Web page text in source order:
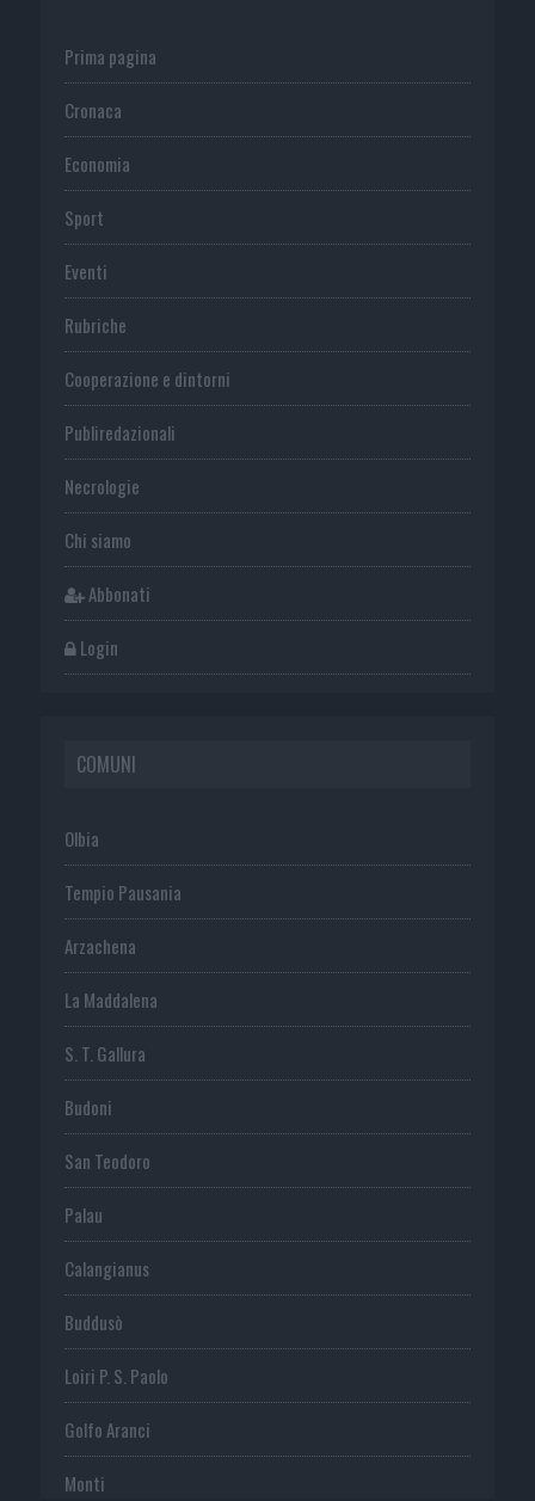
Prima pagina
Cronaca
Economia
Sport
Eventi
Rubriche
Cooperazione e dintorni
Publiredazionali
Necrologie
Chi siamo
Abbonati
Login
COMUNI
Olbia
Tempio Pausania
Arzachena
La Maddalena
S. T. Gallura
Budoni
San Teodoro
Palau
Calangianus
Buddusò
Loiri P. S. Paolo
Golfo Aranci
Monti